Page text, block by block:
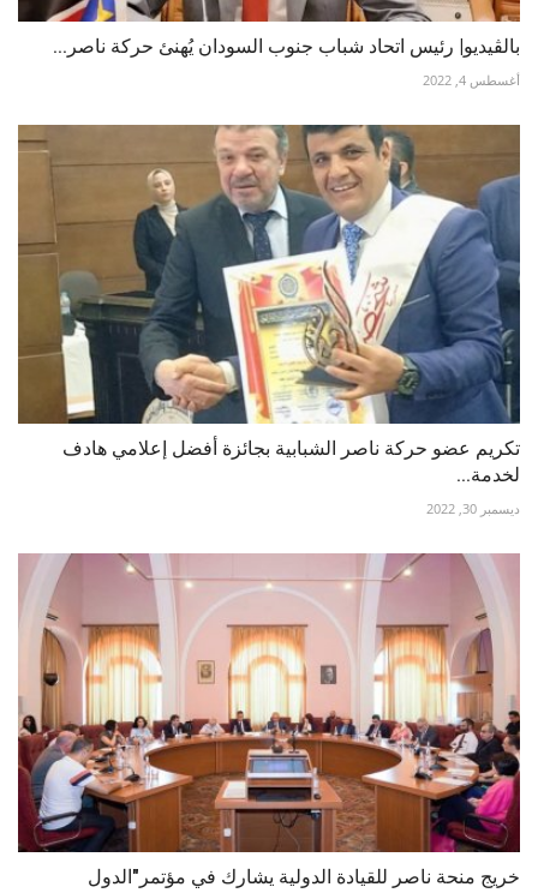
بالڤيديو| رئيس اتحاد شباب جنوب السودان يُهنئ حركة ناصر...
أغسطس 4, 2022
تكريم عضو حركة ناصر الشبابية بجائزة أفضل إعلامي هادف
لخدمة...
ديسمبر 30, 2022
خريج منحة ناصر للقيادة الدولية يشارك في مؤتمر"الدول